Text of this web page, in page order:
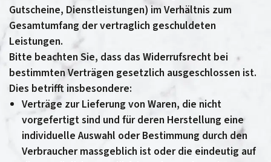
Gutscheine, Dienstleistungen) im Verhältnis zum
Gesamtumfang der vertraglich geschuldeten
Leistungen.
Bitte beachten Sie, dass das Widerrufsrecht bei
bestimmten Verträgen gesetzlich ausgeschlossen ist.
Dies betrifft insbesondere:
Verträge zur Lieferung von Waren, die nicht
vorgefertigt sind und für deren Herstellung eine
individuelle Auswahl oder Bestimmung durch den
Verbraucher massgeblich ist oder die eindeutig auf